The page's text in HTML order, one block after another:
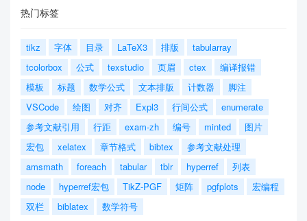
热门标签
tikz 字体 目录 LaTeX3 排版
tabularray
tcolorbox
公式 texstudio 页眉 ctex
编译报错
模板
标题 数学公式 文本排版 计数器
脚注
VSCode
绘图 对齐 Expl3 行间公式
enumerate
参考文献引用
行距 exam-zh 编号 minted
图片
宏包
xelatex 章节格式 bibtex
参考文献处理
amsmath
foreach tabular tblr hyperref
列表
node
hyperref宏包 TikZ-PGF 矩阵 pgfplots
宏编程
双栏
biblatex 数学符号